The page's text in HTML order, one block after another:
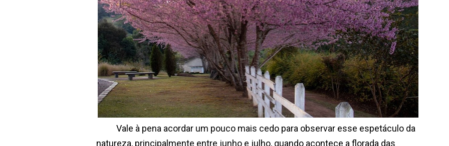
Vale à pena acordar um pouco mais cedo para observar esse espetáculo da
natureza, principalmente entre junho e julho, quando acontece a florada das